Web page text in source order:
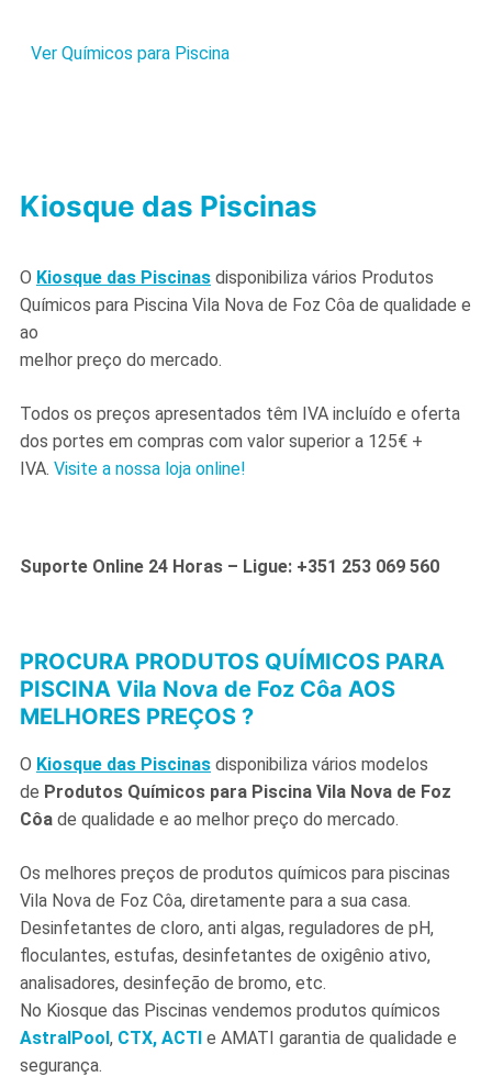
Ver Químicos para Piscina
Kiosque das Piscinas
O Kiosque das Piscinas disponibiliza vários Produtos
Químicos para Piscina Vila Nova de Foz Côa de qualidade e
ao
melhor preço do mercado.
Todos os preços apresentados têm IVA incluído e oferta
dos portes em compras com valor superior a 125€ +
IVA. Visite a nossa loja online!
Suporte Online 24 Horas – Ligue: +351 253 069 560
PROCURA PRODUTOS QUÍMICOS PARA
PISCINA Vila Nova de Foz Côa AOS
MELHORES PREÇOS ?
O Kiosque das Piscinas disponibiliza vários modelos
de Produtos Químicos para Piscina Vila Nova de Foz
Côa de qualidade e ao melhor preço do mercado.
Os melhores preços de produtos químicos para piscinas
Vila Nova de Foz Côa, diretamente para a sua casa.
Desinfetantes de cloro, anti algas, reguladores de pH,
floculantes, estufas, desinfetantes de oxigênio ativo,
analisadores, desinfeção de bromo, etc.
No Kiosque das Piscinas vendemos produtos químicos
AstralPool, CTX, ACTI e AMATI garantia de qualidade e
segurança.